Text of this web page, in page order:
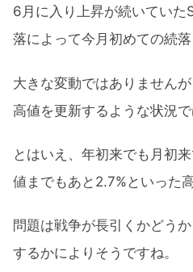
6月に入り上昇が続いてい
落によって今月初めての続落
大きな変動ではありません
高値を更新するような状況で
とはいえ、年初来でも月初
値までもあと2.7%といった
問題は戦争が長引くかどう
するかによりそうですね。